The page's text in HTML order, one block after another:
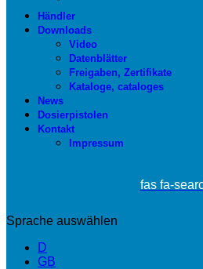
Händler
Downloads
Video
Datenblätter
Freigaben, Zertifikate
Kataloge, cataloges
News
Dosierpistolen
Kontakt
Impressum
fas fa-
Sprache auswählen
D
GB